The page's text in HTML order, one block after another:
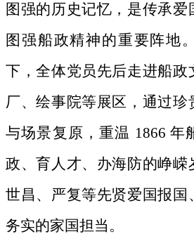
图强的历史记忆，是传承爱
图强船政精神的重要阵地
下，全体党员先后走进船政
厂、绘事院等展区，通过珍
与场景复原，重温 1866 年
政、育人才、办海防的峥嵘
世昌、严复等先贤爱国报国
务实的家国担当。